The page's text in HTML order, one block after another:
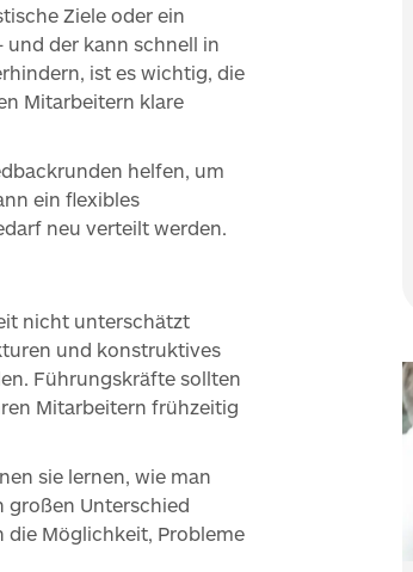
Ziele oder ein
der kann schnell in
ist es wichtig, die
Mitarbeitern klare
helfen, um
ein flexibles
neu verteilt werden.
nicht unterschätzt
und konstruktives
Führungskräfte sollten
Mitarbeitern frühzeitig
sie lernen, wie man
großen Unterschied
die Möglichkeit, Probleme